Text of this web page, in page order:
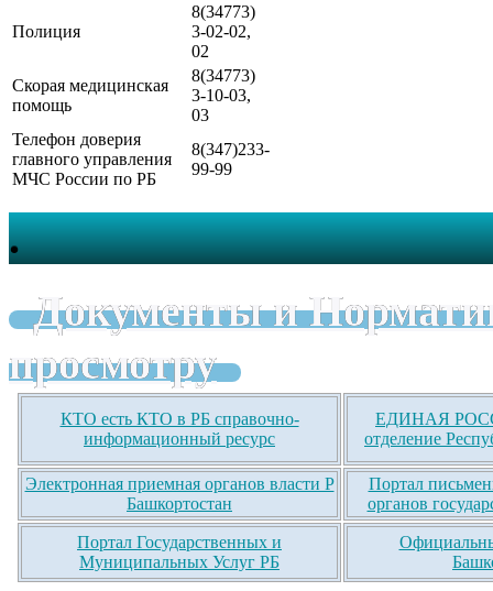
Полиция
8(34773)
3-02-02,
02
Скорая медицинская
помощь
8(34773)
3-10-03,
03
Телефон доверия
главного управления
МЧС России по РБ
8(347)233-
99-99
.
Документы и
просмотру
КТО есть КТО в РБ справочно-
информационный ресурс
ЕДИНАЯ
отделение
Электронная приемная органов власти Р
Башкортостан
Портал
органов
Портал Государственных и
Муниципальных Услуг РБ